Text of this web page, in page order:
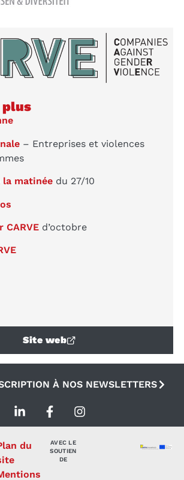
plus
– Entreprises et violences
matinéedu 27/10
CARVEd’octobre
Site web
À NOS NEWSLETTERS
AVEC LE
SOUTIEN
DE
du